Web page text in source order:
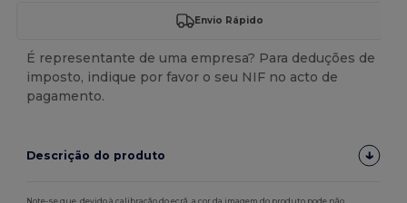
Envio Rápido
É representante de uma empresa? Para deduções de
imposto, indique por favor o seu NIF no acto de
pagamento.
Descrição do produto
Note-se que, devido à calibração do ecrã, a cor da imagem do produto pode não